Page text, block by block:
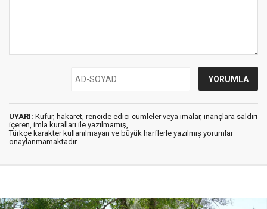
UYARI: Küfür, hakaret, rencide edici cümleler veya imalar, inançlara saldırı
içeren, imla kuralları ile yazılmamış,
Türkçe karakter kullanılmayan ve büyük harflerle yazılmış yorumlar
onaylanmamaktadır.